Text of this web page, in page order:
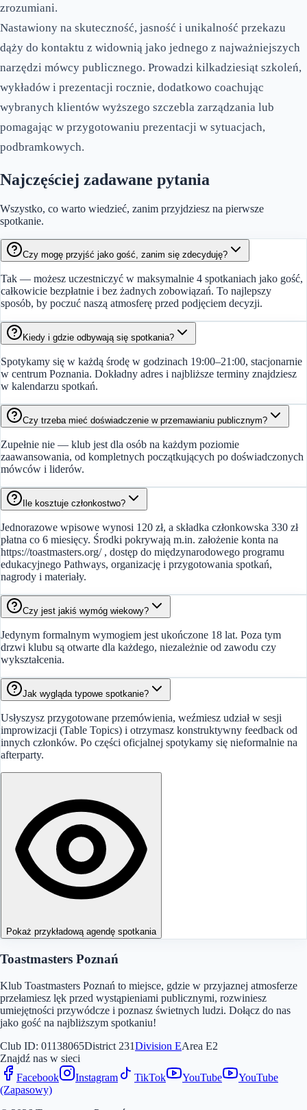
zrozumiani.
Nastawiony na skuteczność, jasność i unikalność przekazu
dąży do kontaktu z widownią jako jednego z najważniejszych
narzędzi mówcy publicznego. Prowadzi kilkadziesiąt szkoleń,
wykładów i prezentacji rocznie, dodatkowo coachując
wybranych klientów wyższego szczebla zarządzania lub
pomagając w przygotowaniu prezentacji w sytuacjach,
podbramkowych.
Najczęściej zadawane pytania
Wszystko, co warto wiedzieć, zanim przyjdziesz na pierwsze
spotkanie.
Czy mogę przyjść jako gość, zanim się zdecyduję?
Tak — możesz uczestniczyć w maksymalnie 4 spotkaniach jako gość,
całkowicie bezpłatnie i bez żadnych zobowiązań. To najlepszy
sposób, by poczuć naszą atmosferę przed podjęciem decyzji.
Kiedy i gdzie odbywają się spotkania?
Spotykamy się w każdą środę w godzinach 19:00–21:00, stacjonarnie
w centrum Poznania. Dokładny adres i najbliższe terminy znajdziesz
w kalendarzu spotkań.
Czy trzeba mieć doświadczenie w przemawianiu publicznym?
Zupełnie nie — klub jest dla osób na każdym poziomie
zaawansowania, od kompletnych początkujących po doświadczonych
mówców i liderów.
Ile kosztuje członkostwo?
Jednorazowe wpisowe wynosi 120 zł, a składka członkowska 330 zł
płatna co 6 miesięcy. Środki pokrywają m.in. założenie konta na
https://toastmasters.org/ , dostęp do międzynarodowego programu
edukacyjnego Pathways, organizację i przygotowania spotkań,
nagrody i materiały.
Czy jest jakiś wymóg wiekowy?
Jedynym formalnym wymogiem jest ukończone 18 lat. Poza tym
drzwi klubu są otwarte dla każdego, niezależnie od zawodu czy
wykształcenia.
Jak wygląda typowe spotkanie?
Usłyszysz przygotowane przemówienia, weźmiesz udział w sesji
improwizacji (Table Topics) i otrzymasz konstruktywny feedback od
innych członków. Po części oficjalnej spotykamy się nieformalnie na
afterparty.
Pokaż przykładową agendę spotkania
Toastmasters Poznań
Klub Toastmasters Poznań to miejsce, gdzie w przyjaznej atmosferze
przełamiesz lęk przed wystąpieniami publicznymi, rozwiniesz
umiejętności przywódcze i poznasz świetnych ludzi. Dołącz do nas
jako gość na najbliższym spotkaniu!
Club ID: 01138065District 231Division EArea E2
Znajdź nas w sieci
Facebook
Instagram TikTok YouTube
YouTube
(Zapasowy)